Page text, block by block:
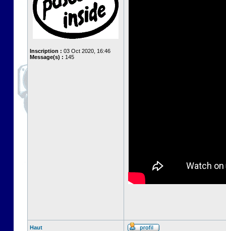
Inscription : 03 Oct 2020, 16:46
Message(s) : 145
Haut